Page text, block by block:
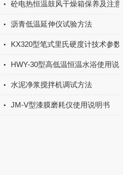
砼电热恒温鼓风干燥箱保养及注意事项
沥青低温延伸仪试验方法
KX320型笔式里氏硬度计技术参数
HWY-30型高低温恒温水浴使用说明书
水泥净浆搅拌机调试方法
JM-V型漆膜磨耗仪使用说明书